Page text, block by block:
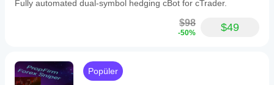
Fully automated dual-symbol hedging cBot for cTrader.
$98
-50% $49
Popüler